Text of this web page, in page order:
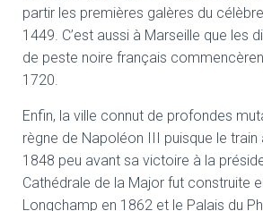
partir les premières galères du
1449. C’est aussi à Marseille que les
de peste noire français
1720.
Enfin, la ville connut de profondes
règne de Napoléon III puisque le train
1848 peu avant sa victoire à la
Cathédrale de la Major fut construite
Longchamp en 1862 et le Palais du